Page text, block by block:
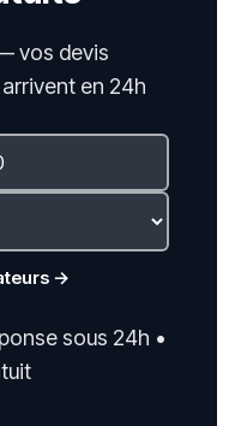
vos devis
en 24h
→
sous 24h •